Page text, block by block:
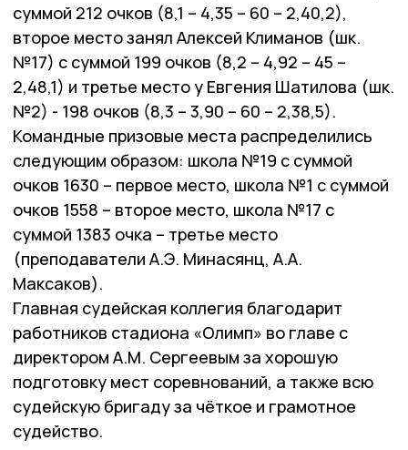
суммой 212 очков (8,1 – 4,35 – 60 – 2,40,2),
второе место занял Алексей Климанов (шк.
№17) с суммой 199 очков (8,2 – 4,92 – 45 –
2,48,1) и третье место у Евгения Шатилова (шк.
№2) - 198 очков (8,3 – 3,90 – 60 – 2,38,5).
Командные призовые места распределились
следующим образом: школа №19 с суммой
очков 1630 – первое место, школа №1 с суммой
очков 1558 – второе место, школа №17 с
суммой 1383 очка – третье место
(преподаватели А.Э. Минасянц, А.А.
Максаков).
Главная судейская коллегия благодарит
работников стадиона «Олимп» во главе с
директором А.М. Сергеевым за хорошую
подготовку мест соревнований, а также всю
судейскую бригаду за чёткое и грамотное
судейство.